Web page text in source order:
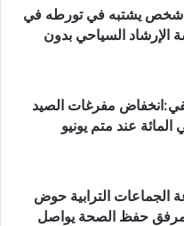
يشتبه في تورطه في
الإرشاد السياحي بدون
مفرغات الصيد
ب37 في المائة عند متم يونيو
الجماعات الترابية حوض
مرفق حفظ الصحة يواصل